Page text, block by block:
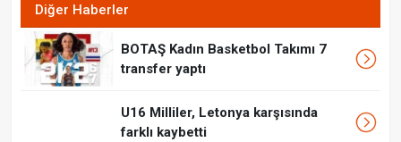
Diğer Haberler
BOTAŞ Kadın Basketbol Takımı 7
transfer yaptı
U16 Milliler, Letonya karşısında
farklı kaybetti